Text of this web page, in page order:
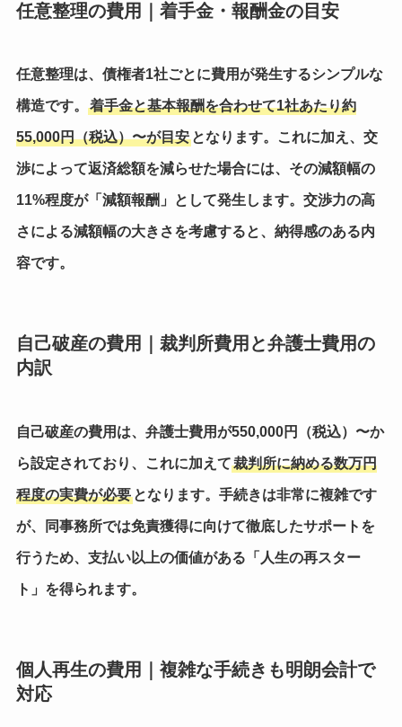
任意整理の費用｜着手金・報酬金の目安
任意整理は、債権者1社ごとに費用が発生するシンプルな
構造です。 着手金と基本報酬を合わせて1社あたり約
55,000円（税込）〜が目安となります。これに加え、交
渉によって返済総額を減らせた場合には、その減額幅の
11%程度が「減額報酬」として発生します。交渉力の高
さによる減額幅の大きさを考慮すると、納得感のある内
容です。
自己破産の費用｜裁判所費用と弁護士費用の
内訳
自己破産の費用は、 弁護士費用が550,000円（税込）〜か
ら設定されており、これに加えて裁判所に納める数万円
程度の実費が必要となります。手続きは非常に複雑です
が、同事務所では免責獲得に向けて徹底したサポートを
行うため、支払い以上の価値がある「人生の再スター
ト」を得られます。
個人再生の費用｜複雑な手続きも明朗会計で
対応